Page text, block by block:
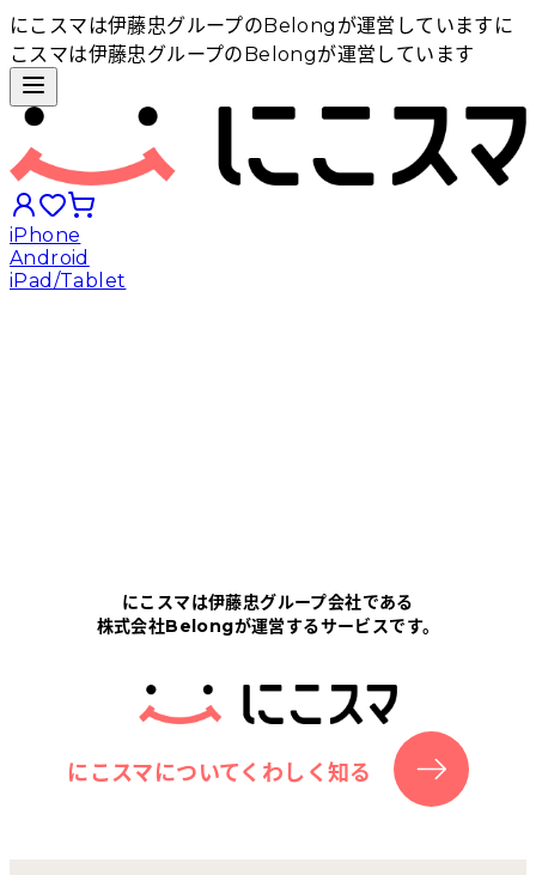
にこスマは伊藤忠グループのBelongが運営しています に
こスマは伊藤忠グループのBelongが運営しています
iPhone
Android
iPad/Tablet
にこスマについて
サポートセンター
お客さまの声
にこスマは伊藤忠グループ会社である
株式会社Belongが運営するサービスです。
にこスマについてくわしく知る